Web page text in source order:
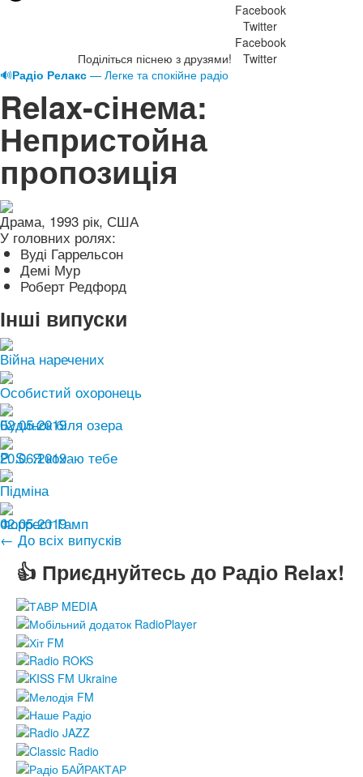
Поділіться піснею з друзями!
Facebook
Twitter
Facebook
Twitter
🔊Радіо Релакс — Легке та спокійне радіо
Relax-сінема:
Непристойна
пропозиція
Драма, 1993 рік, США
У головних ролях:
Вуді Гаррельсон
Демі Мур
Роберт Редфорд
Інші випуски
Війна наречених
Особистий охоронець
02.05.2019
Будинок біля озера
20.06.2019
P. S. Я кохаю тебе
Підміна
02.05.2019
Форрест Гамп
← До всіх випусків
👍 Приєднуйтесь до Радіо Relax!